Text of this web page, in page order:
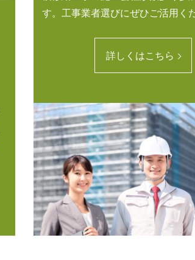
す。工事業者選びにぜひご活用く
詳しくはこちら